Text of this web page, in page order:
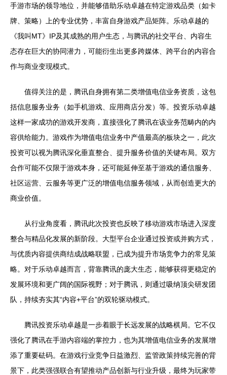
手游市场的领导地位，并能够借助乐动卓越在特定游戏品类（如卡
牌、策略）上的专业优势，丰富自身游戏产品矩阵。乐动卓越的
《我叫MT》IP及其成熟的用户生态，与腾讯的社交平台、内容生
态存在巨大的协同潜力，可能衍生出更多跨媒体、跨平台的内容合
作与商业变现模式。
值得关注的是，腾讯自身拥有第二类增值电信业务资质，这包
括信息服务业务（如手机游戏、应用商店分发）等。投资乐动卓越
这样一家成功的游戏开发商，直接强化了腾讯在该业务范畴内的内
容供给能力。游戏作为增值电信业务中产值最高的板块之一，此次
投资可以视为腾讯深化垂直整合、提升服务价值的关键布局。双方
合作可能不仅限于游戏本身，还可能延伸至基于游戏的通信服务、
社区运营、云服务等更广泛的增值电信服务领域，从而创造更大的
商业价值。
从行业角度看，腾讯此次投资也反映了移动游戏市场进入深度
整合与精品化发展的新阶段。大型平台企业通过投资或并购方式，
与优质内容提供商结成战略联盟，已成为提升市场竞争力的常见策
略。对于乐动卓越而言，背靠腾讯的庞大生态，能够获得更稳定的
发展环境和更广阔的国际视野；对于腾讯，则通过吸纳顶尖研发团
队，持续夯实其“内容+平台”的双轮驱动模式。
腾讯投资乐动卓越是一步着眼于长远发展的战略棋局。它不仅
强化了腾讯在手游内容端的掌控力，也为其增值电信业务的发展增
添了重要砝码。在游戏行业竞争日益激烈、监管政策持续完善的背
景下，此类强强联合有望推动产品创新与行业升级，最终为玩家带